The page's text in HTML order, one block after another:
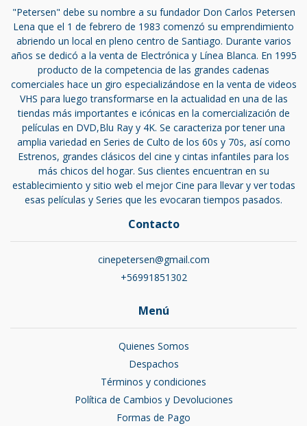
"Petersen" debe su nombre a su fundador Don Carlos Petersen
Lena que el 1 de febrero de 1983 comenzó su emprendimiento
abriendo un local en pleno centro de Santiago. Durante varios
años se dedicó a la venta de Electrónica y Línea Blanca. En 1995
producto de la competencia de las grandes cadenas
comerciales hace un giro especializándose en la venta de videos
VHS para luego transformarse en la actualidad en una de las
tiendas más importantes e icónicas en la comercialización de
películas en DVD,Blu Ray y 4K. Se caracteriza por tener una
amplia variedad en Series de Culto de los 60s y 70s, así como
Estrenos, grandes clásicos del cine y cintas infantiles para los
más chicos del hogar. Sus clientes encuentran en su
establecimiento y sitio web el mejor Cine para llevar y ver todas
esas películas y Series que les evocaran tiempos pasados.
Contacto
cinepetersen@gmail.com
+56991851302
Menú
Quienes Somos
Despachos
Términos y condiciones
Política de Cambios y Devoluciones
Formas de Pago